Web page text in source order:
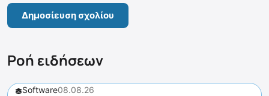
Ροή ειδήσεων
Software08.08.26